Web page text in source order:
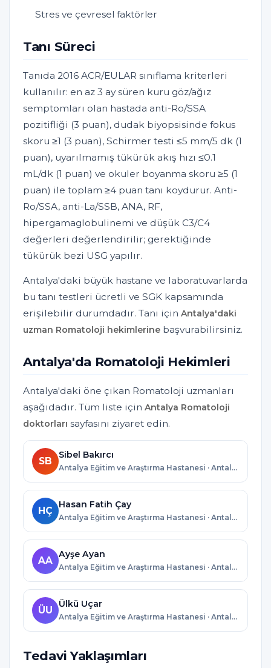
Stres ve çevresel faktörler
Tanı Süreci
Tanıda 2016 ACR/EULAR sınıflama kriterleri
kullanılır: en az 3 ay süren kuru göz/ağız
semptomları olan hastada anti-Ro/SSA
pozitifliği (3 puan), dudak biyopsisinde fokus
skoru ≥1 (3 puan), Schirmer testi ≤5 mm/5 dk (1
puan), uyarılmamış tükürük akış hızı ≤0.1
mL/dk (1 puan) ve okuler boyanma skoru ≥5 (1
puan) ile toplam ≥4 puan tanı koydurur. Anti-
Ro/SSA, anti-La/SSB, ANA, RF,
hipergamaglobulinemi ve düşük C3/C4
değerleri değerlendirilir; gerektiğinde
tükürük bezi USG yapılır.
Antalya'daki büyük hastane ve laboratuvarlarda
bu tanı testleri ücretli ve SGK kapsamında
erişilebilir durumdadır. Tanı için Antalya'daki
uzman Romatoloji hekimlerine başvurabilirsiniz.
Antalya'da Romatoloji Hekimleri
Antalya'daki öne çıkan Romatoloji uzmanları
aşağıdadır. Tüm liste için Antalya Romatoloji
doktorları sayfasını ziyaret edin.
SB
Sibel Bakırcı
Antalya Eğitim ve Araştırma Hastanesi · Antalya
HÇ
Hasan Fatih Çay
Antalya Eğitim ve Araştırma Hastanesi · Antalya
AA
Ayşe Ayan
Antalya Eğitim ve Araştırma Hastanesi · Antalya
ÜU
Ülkü Uçar
Antalya Eğitim ve Araştırma Hastanesi · Antalya
Tedavi Yaklaşımları